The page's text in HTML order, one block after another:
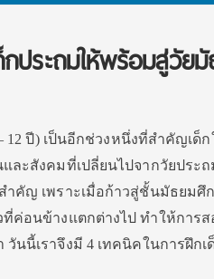
ประถมให้พร้อมสู่วัย
12 ปี) เป็นอีกช่วงหนึ่งที่สำคัญเด็
ละสังคมที่เปลี่ยนไปจากวัยปร
สำคัญ เพราะเมื่อก้าวสู่ชั้นมัธยม
ที่ค่อนข้างแตกต่างไป ทำให้การ
วันนี้เราจึงมี 4 เทคนิคในการฝึก